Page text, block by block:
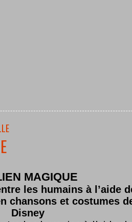
MAGIQUE
les humains à l’aide
chansons et costumes
Disney